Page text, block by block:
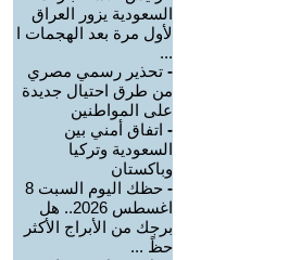
السعودية يزور العراق
لأول مرة بعد الهجمات ا
...
- تحذير رسمي مصري
من طرق احتيال جديدة
على المواطنين
- اتفاق أمني بين
السعودية وتركيا
وباكستان
-
حظك اليوم السبت 8
اغسطس 2026.. هل
برجك من الأبراج الأكثر
حظً ...